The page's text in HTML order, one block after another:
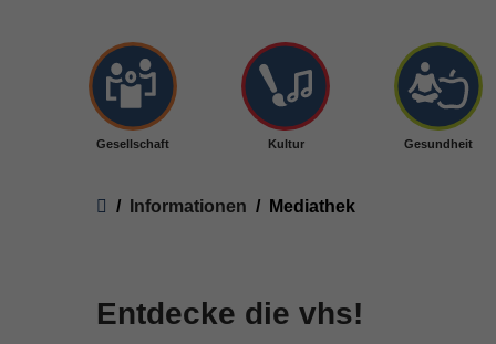
Gesellschaft Kultur Gesundheit
Informationen Mediathek
Entdecke die vhs!